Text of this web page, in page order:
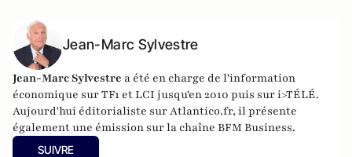
Jean-Marc Sylvestre
Jean-Marc Sylvestre a été en charge de l'information
économique sur TF1 et LCI jusqu'en 2010 puis sur i>TÉLÉ.
Aujourd'hui éditorialiste sur Atlantico.fr, il présente
également une émission sur la chaîne BFM Business.
SUIVRE